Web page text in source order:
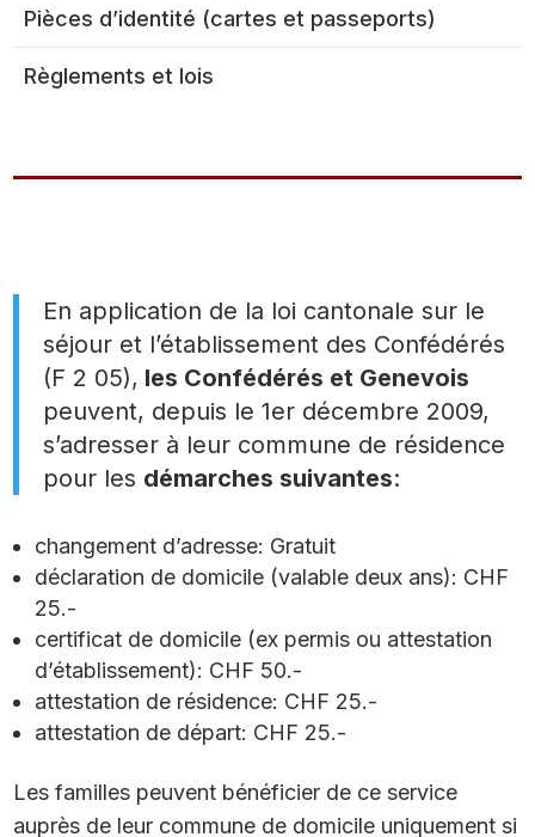
Pièces d’identité (cartes et passeports)
Règlements et lois
En application de la loi cantonale sur le
séjour et l’établissement des Confédérés
(F 2 05), les Confédérés et Genevois
peuvent, depuis le 1er décembre 2009,
s’adresser à leur commune de résidence
pour les démarches suivantes:
changement d’adresse: Gratuit
déclaration de domicile (valable deux ans): CHF
25.-
certificat de domicile (ex permis ou attestation
d’établissement): CHF 50.-
attestation de résidence: CHF 25.-
attestation de départ: CHF 25.-
Les familles peuvent bénéficier de ce service
auprès de leur commune de domicile uniquement si